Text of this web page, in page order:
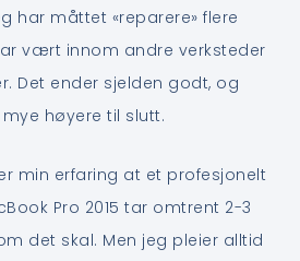
har måttet «reparere» flere
vært innom andre verksteder
Det ender sjelden godt, og
høyere til slutt.
min erfaring at et profesjonelt
Pro 2015 tar omtrent 2-3
det skal. Men jeg pleier alltid